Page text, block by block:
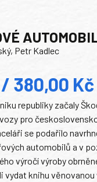
Petr Kadlec
380,00 Kč
republiky začaly
pro
se podařilo
automobilů a v
výročí výroby
vydat knihu